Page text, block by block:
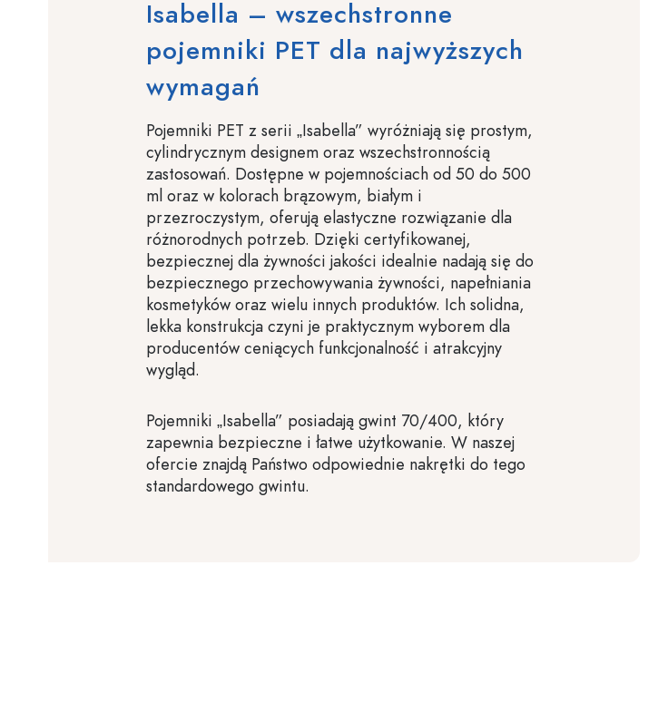
Isabella – wszechstronne
pojemniki PET dla najwyższych
wymagań
Pojemniki PET z serii „Isabella” wyróżniają się prostym,
cylindrycznym designem oraz wszechstronnością
zastosowań. Dostępne w pojemnościach od 50 do 500
ml oraz w kolorach brązowym, białym i
przezroczystym, oferują elastyczne rozwiązanie dla
różnorodnych potrzeb. Dzięki certyfikowanej,
bezpiecznej dla żywności jakości idealnie nadają się do
bezpiecznego przechowywania żywności, napełniania
kosmetyków oraz wielu innych produktów. Ich solidna,
lekka konstrukcja czyni je praktycznym wyborem dla
producentów ceniących funkcjonalność i atrakcyjny
wygląd.
Pojemniki „Isabella” posiadają gwint 70/400, który
zapewnia bezpieczne i łatwe użytkowanie. W naszej
ofercie znajdą Państwo odpowiednie nakrętki do tego
standardowego gwintu.